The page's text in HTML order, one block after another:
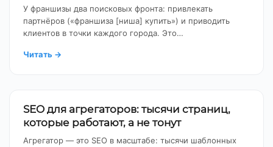
У франшизы два поисковых фронта: привлекать
партнёров («франшиза [ниша] купить») и приводить
клиентов в точки каждого города. Это…
Читать →
SEO для агрегаторов: тысячи страниц,
которые работают, а не тонут
Агрегатор — это SEO в масштабе: тысячи шаблонных